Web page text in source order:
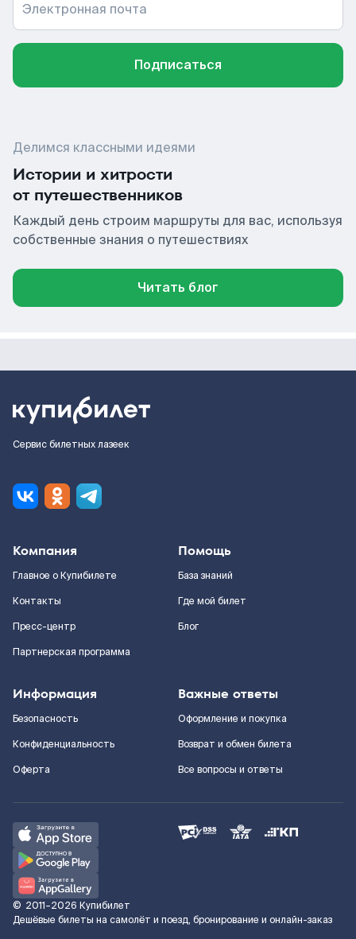
Электронная почта
Подписаться
Делимся классными идеями
Истории и хитрости
от путешественников
Каждый день строим маршруты для вас, используя
собственные знания о путешествиях
Читать блог
Сервис билетных лазеек
Компания
Главное о Купибилете
Контакты
Пресс-центр
Партнерская программа
Помощь
База знаний
Где мой билет
Блог
Информация
Безопасность
Конфиденциальность
Оферта
Важные ответы
Оформление и покупка
Возврат и обмен билета
Все вопросы и ответы
© 2011–2026 Купибилет
Дешёвые билеты на самолёт и поезд, бронирование и онлайн-заказ